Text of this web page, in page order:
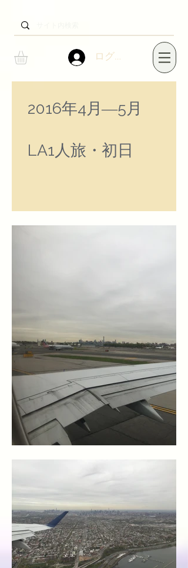
ログイン
2016年4月―5月
​LA1人旅・初日